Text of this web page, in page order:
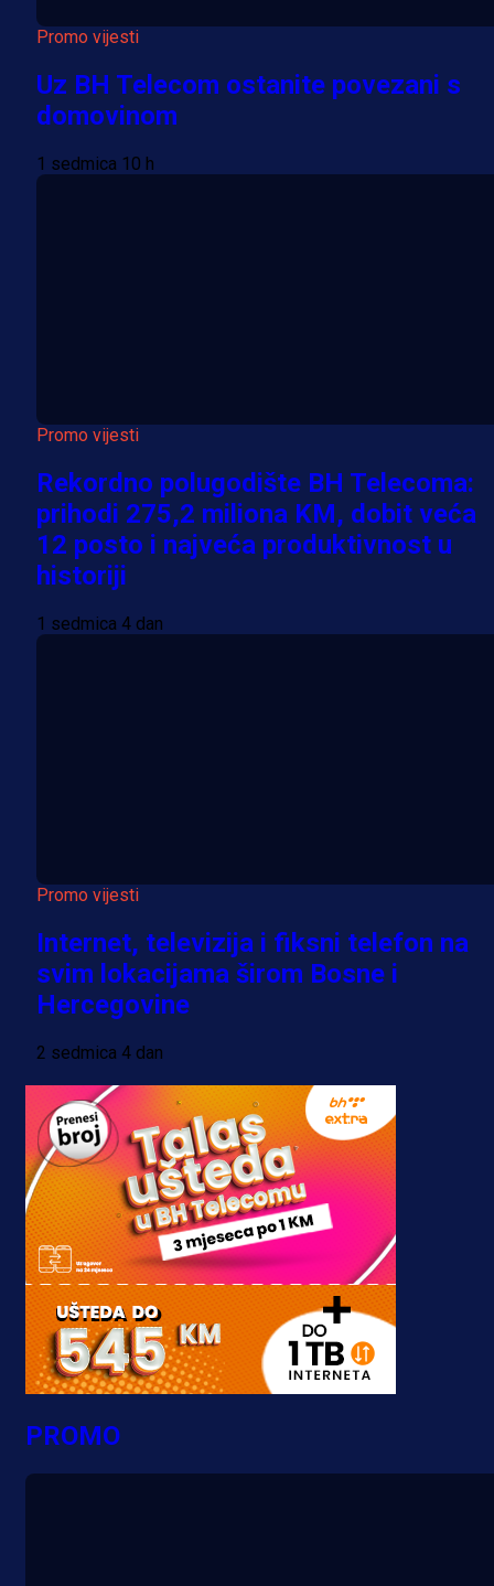
Promo vijesti
Uz BH Telecom ostanite povezani s
domovinom
1 sedmica 10 h
Promo vijesti
Rekordno polugodište BH Telecoma:
prihodi 275,2 miliona KM, dobit veća
12 posto i najveća produktivnost u
historiji
1 sedmica 4 dan
Promo vijesti
Internet, televizija i fiksni telefon na
svim lokacijama širom Bosne i
Hercegovine
2 sedmica 4 dan
PROMO